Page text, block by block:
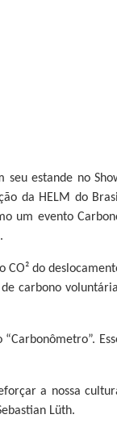
estande no
da HELM do
um evento
CO² do
carbono
a nossa
Lüth.